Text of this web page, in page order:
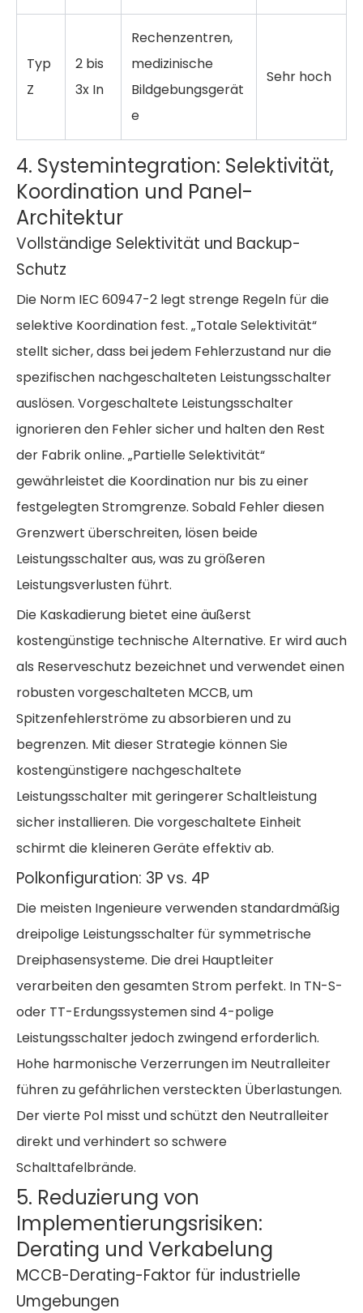
Typ
Z
2 bis
3x In
Rechenzentren,
medizinische
Bildgebungsgerät
e
Sehr hoch
4. Systemintegration: Selektivität,
Koordination und Panel-
Architektur
Vollständige Selektivität und Backup-
Schutz
Die Norm IEC 60947-2 legt strenge Regeln für die
selektive Koordination fest. „Totale Selektivität“
stellt sicher, dass bei jedem Fehlerzustand nur die
spezifischen nachgeschalteten Leistungsschalter
auslösen. Vorgeschaltete Leistungsschalter
ignorieren den Fehler sicher und halten den Rest
der Fabrik online. „Partielle Selektivität“
gewährleistet die Koordination nur bis zu einer
festgelegten Stromgrenze. Sobald Fehler diesen
Grenzwert überschreiten, lösen beide
Leistungsschalter aus, was zu größeren
Leistungsverlusten führt.
Die Kaskadierung bietet eine äußerst
kostengünstige technische Alternative. Er wird auch
als Reserveschutz bezeichnet und verwendet einen
robusten vorgeschalteten MCCB, um
Spitzenfehlerströme zu absorbieren und zu
begrenzen. Mit dieser Strategie können Sie
kostengünstigere nachgeschaltete
Leistungsschalter mit geringerer Schaltleistung
sicher installieren. Die vorgeschaltete Einheit
schirmt die kleineren Geräte effektiv ab.
Polkonfiguration: 3P vs. 4P
Die meisten Ingenieure verwenden standardmäßig
dreipolige Leistungsschalter für symmetrische
Dreiphasensysteme. Die drei Hauptleiter
verarbeiten den gesamten Strom perfekt. In TN-S-
oder TT-Erdungssystemen sind 4-polige
Leistungsschalter jedoch zwingend erforderlich.
Hohe harmonische Verzerrungen im Neutralleiter
führen zu gefährlichen versteckten Überlastungen.
Der vierte Pol misst und schützt den Neutralleiter
direkt und verhindert so schwere
Schalttafelbrände.
5. Reduzierung von
Implementierungsrisiken:
Derating und Verkabelung
MCCB-Derating-Faktor für industrielle
Umgebungen